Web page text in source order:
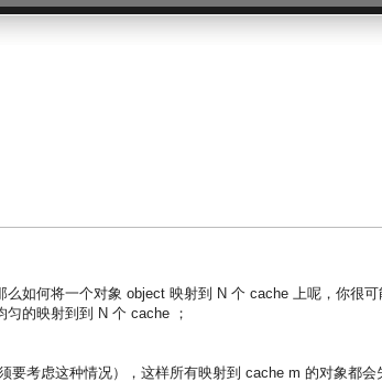
如何将一个对象 object 映射到 N 个 cache 上呢，你很可
的映射到到 N 个 cache ；
要考虑这种情况），这样所有映射到 cache m 的对象都会